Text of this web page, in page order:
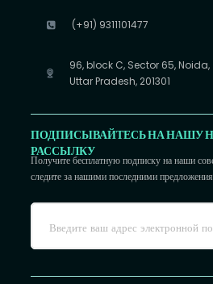
(+91) 9311101477
96, block C, Sector 65, Noida,
Uttar Pradesh, 201301
ПОДПИСЫВАЙТЕСЬ НА НАШУ
РАССЫЛКУ
Получите бесплатную подписку на наши
следите за нашими последними